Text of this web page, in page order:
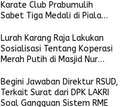
Karate Club Prabumulih
Sabet Tiga Medali di Piala
Tambah Emas di Lampung
Lurah Karang Raja Lakukan
Sosialisasi Tentang Koperasi
Merah Putih di Masjid Nur
Begini Jawaban Direktur RSUD,
Terkait Surat dari DPK LAKRI
Soal Gangguan Sistem RME